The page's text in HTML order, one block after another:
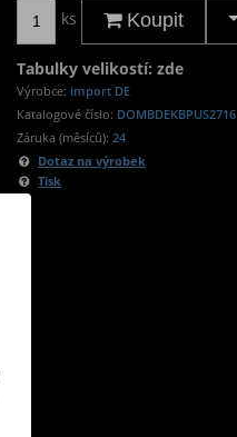
ks
Koupit
Tabulky velikostí: zde
Výrobce: import DE
Katalogové číslo: DOMBDEKBPUS2716
Záruka (měsíců): 24
Dotaz na výrobek
Tisk